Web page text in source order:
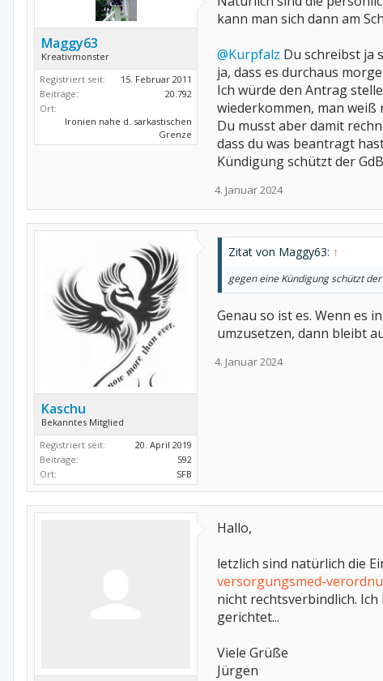
Maggy63
Kreativmonster
Registriert seit:
15. Februar 2011
Beiträge:
20.792
Ort:
Ironien nahe d. sarkastischen
Grenze
kann man sich dann am
@Kurpfalz Du schreibst ja
ja, dass es durchaus
Ich würde den Antrag
wiederkommen, man
Du musst aber damit
dass du was beantragt
Kündigung schützt der
4. Januar 2024
Kaschu
Bekanntes Mitglied
Registriert seit:
20. April 2019
Beiträge:
592
Ort:
SFB
Zitat von Maggy63: ↑
gegen eine Kündigung schützt
Genau so ist es. Wenn es
umzusetzen, dann bleibt
4. Januar 2024
Hallo,
letzlich sind natürlich die
versorgungsmed-
nicht rechtsverbindlich.
gerichtet...
Viele Grüße
Jürgen